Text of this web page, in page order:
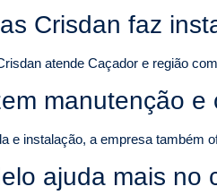
Crisdan faz
atende Caçador e região
manutenção
e instalação, a empresa também
ajuda mais no